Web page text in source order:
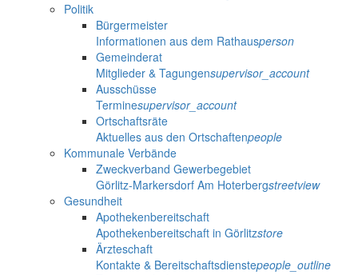
Politik
Bürgermeister
Informationen aus dem Rathausperson
Gemeinderat
Mitglieder & Tagungensupervisor_account
Ausschüsse
Terminesupervisor_account
Ortschaftsräte
Aktuelles aus den Ortschaftenpeople
Kommunale Verbände
Zweckverband Gewerbegebiet
Görlitz-Markersdorf Am Hoterbergstreetview
Gesundheit
Apothekenbereitschaft
Apothekenbereitschaft in Görlitzstore
Ärzteschaft
Kontakte & Bereitschaftsdienstepeople_outline